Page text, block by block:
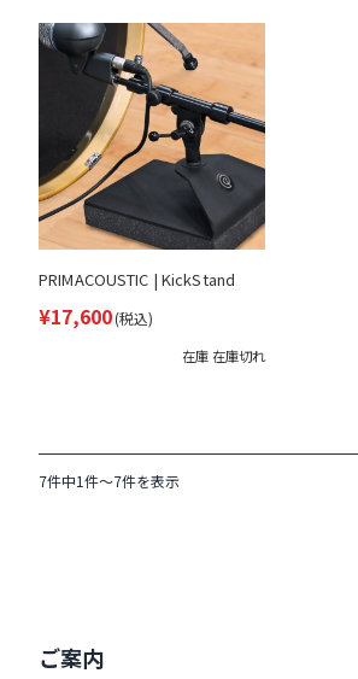
PRIMACOUSTIC | KickStand
¥17,600(税込)
在庫 在庫切れ
7件中1件～7件を表示
ご案内